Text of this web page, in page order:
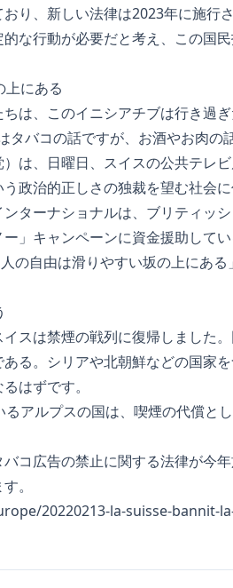
り、新しい法律は2023年に施行
な行動が必要だと考え、この国
上にある
は、このイニシアチブは行き過
タバコの話ですが、お酒やお肉
は、日曜日、スイスの公共テレ
政治的正しさの独裁を望む社会
ターナショナルは、ブリティッ
」キャンペーンに資金援助して
の自由は滑りやすい坂の上にあ
スは禁煙の戦列に復帰しました
る。シリアや北朝鮮などの国家
はずです。
アルプスの国は、喫煙の代償と
コ広告の禁止に関する法律が今
。
20220213-la-suisse-bannit-